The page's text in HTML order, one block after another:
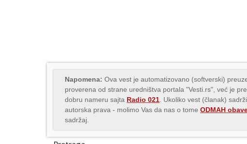
Napomena: Ova vest je automatizovano (softverski)
proverena od strane uredništva portala "Vesti.rs", već je
dobru nameru sajta Radio 021 . Ukoliko vest (članak)
autorska prava - molimo Vas da nas o tome ODMAH
sadržaj.